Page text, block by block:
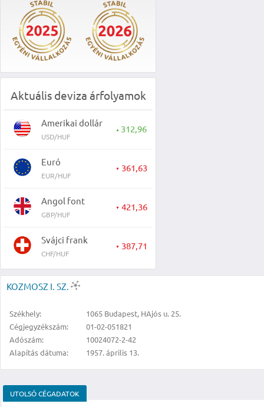
Aktuális deviza árfolyamok
Amerikai dollár
USD/HUF
▲ 312,96
Euró
EUR/HUF
▼ 361,63
Angol font
GBP/HUF
▼ 421,36
Svájci frank
CHF/HUF
▼ 387,71
KOZMOSZ I. SZ.
Székhely:
1065 Budapest, HAjós u. 25.
Cégjegyzékszám:
01-02-051821
Adószám:
10024072-2-42
Alapítás dátuma:
1957. április 13.
UTOLSÓ CÉGADATOK